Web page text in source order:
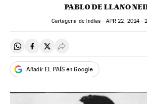
PABLO DE LLANO
Cartagena de Indias - APR 22, 2014 -
Compartir en Whatsapp
Compartir en Facebook
Compartir en Twitter
Desplegar Redes Sociales
Añadir EL PAÍS en Google